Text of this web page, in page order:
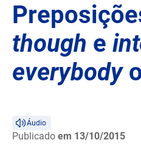
though e
everybody
Áudio
Publicado em 13/10/2015